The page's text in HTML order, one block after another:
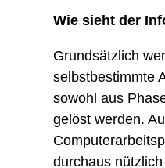
Wie sieht der
Grundsätzlich
selbstbestimmte
sowohl aus
gelöst werden.
durchaus